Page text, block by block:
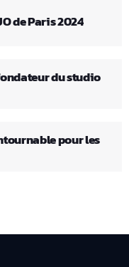
de Paris 2024
du studio
pour les